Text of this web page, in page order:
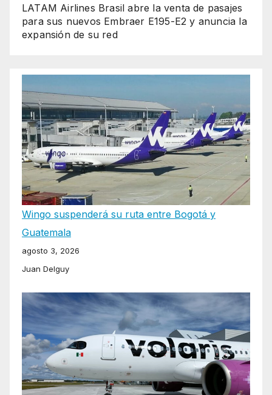
LATAM Airlines Brasil abre la venta de pasajes
para sus nuevos Embraer E195-E2 y anuncia la
expansión de su red
Wingo suspenderá su ruta entre Bogotá y
Guatemala
agosto 3, 2026
Juan Delguy